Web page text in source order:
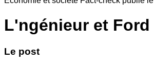
L'ngénieur et Ford
Le post